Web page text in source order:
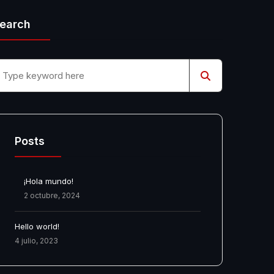
Posts
¡Hola mundo!
2 octubre, 2024
Hello world!
4 julio, 2023